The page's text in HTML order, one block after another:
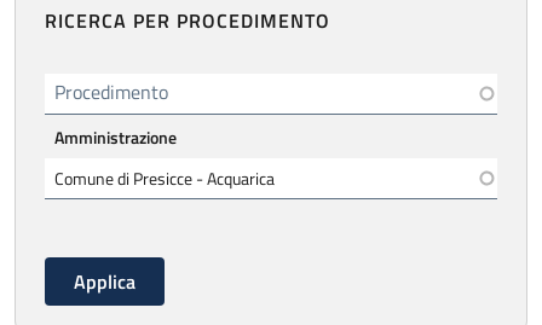
RICERCA PER PROCEDIMENTO
Procedimento
Amministrazione